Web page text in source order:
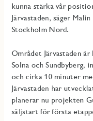
kunna stärka vår
Järvastaden, säger
Stockholm Nord.
Området Järvastaden
Solna och Sundbyberg,
och cirka 10 minuter
Järvastaden har
planerar nu projekten
säljstart för första